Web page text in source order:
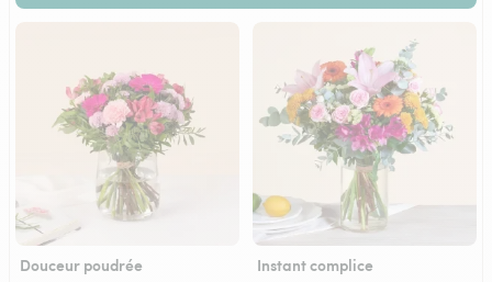
Douceur poudrée Instant complice